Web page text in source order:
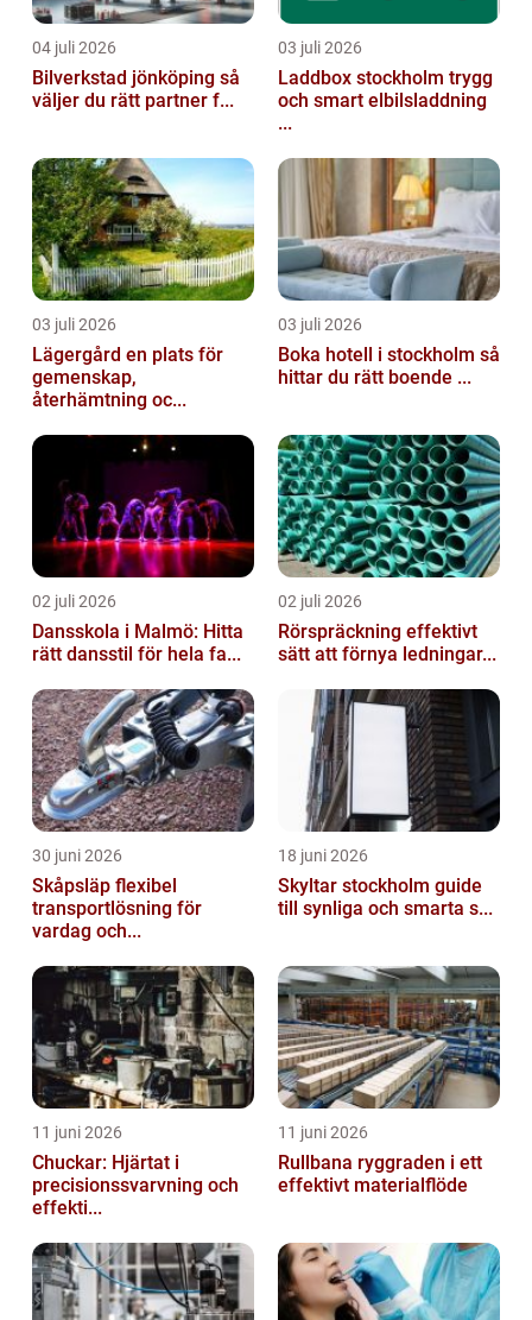
04 juli 2026
Bilverkstad jönköping så
väljer du rätt partner f...
03 juli 2026
Laddbox stockholm trygg
och smart elbilsladdning
...
03 juli 2026
Lägergård en plats för
gemenskap,
återhämtning oc...
03 juli 2026
Boka hotell i stockholm så
hittar du rätt boende ...
02 juli 2026
Dansskola i Malmö: Hitta
rätt dansstil för hela fa...
02 juli 2026
Rörspräckning effektivt
sätt att förnya ledningar...
30 juni 2026
Skåpsläp flexibel
transportlösning för
vardag och...
18 juni 2026
Skyltar stockholm guide
till synliga och smarta s...
11 juni 2026
Chuckar: Hjärtat i
precisionssvarvning och
effekti...
11 juni 2026
Rullbana ryggraden i ett
effektivt materialflöde